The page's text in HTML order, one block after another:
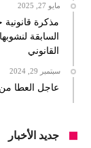
مايو 27, 2025
مذكرة
السابقة
القانوني
سبتمبر 29, 2024
عاجل العطا
جديد الأخبار